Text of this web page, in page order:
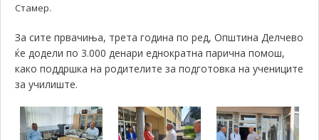
Стамер.
За сите првачиња, трета година по ред, Општина Делчево
ќе додели по 3.000 денари еднократна парична помош,
како поддршка на родителите за подготовка на учениците
за училиште.